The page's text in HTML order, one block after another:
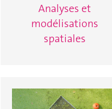
Analyses et
modélisations
spatiales